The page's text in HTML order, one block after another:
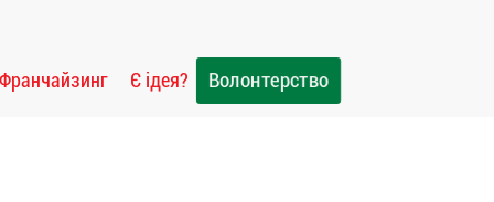
Франчайзинг Є ідея? Волонтерство